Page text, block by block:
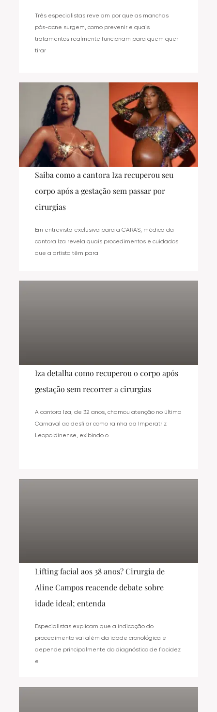
Três especialistas revelam por que as manchas
pós-acne surgem, como prevenir e quais
tratamentos realmente funcionam para quem quer
tirar
Saiba como a cantora Iza recuperou seu
corpo após a gestação sem passar por
cirurgias
Em entrevista exclusiva para a CARAS, médica da
cantora Iza revela quais procedimentos e cuidados
que a artista têm para
Iza detalha como recuperou o corpo após
gestação sem recorrer a cirurgias
A cantora Iza, de 32 anos, chamou atenção no último
Carnaval ao desfilar como rainha da Imperatriz
Leopoldinense, exibindo o
Lifting facial aos 38 anos? Cirurgia de
Aline Campos reacende debate sobre
idade ideal; entenda
Especialistas explicam que a indicação do
procedimento vai além da idade cronológica e
depende principalmente do diagnóstico de flacidez
e